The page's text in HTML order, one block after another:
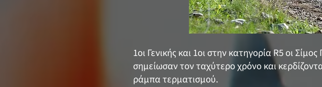
1οι Γενικής και 1οι στην κατηγορία R5 οι
σημείωσαν τον ταχύτερο χρόνο και
ράμπα τερματισμού.